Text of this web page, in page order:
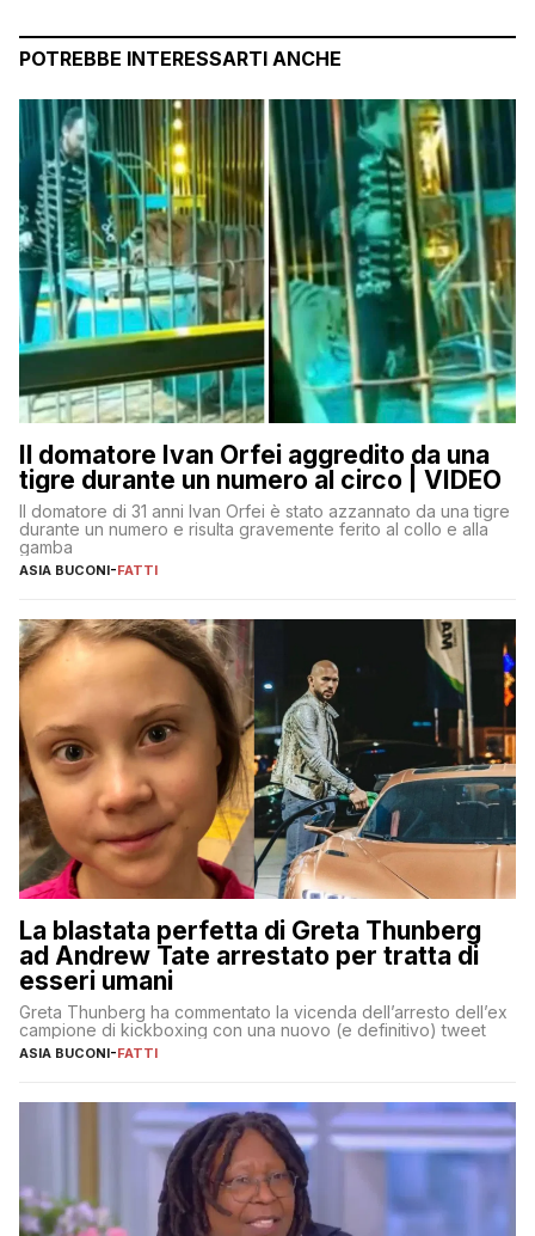
POTREBBE INTERESSARTI ANCHE
Il domatore Ivan Orfei aggredito da una
tigre durante un numero al circo | VIDEO
Il domatore di 31 anni Ivan Orfei è stato azzannato da una tigre
durante un numero e risulta gravemente ferito al collo e alla
gamba
ASIA BUCONI-FATTI
La blastata perfetta di Greta Thunberg
ad Andrew Tate arrestato per tratta di
esseri umani
Greta Thunberg ha commentato la vicenda dell’arresto dell’ex
campione di kickboxing con una nuovo (e definitivo) tweet
ASIA BUCONI-FATTI